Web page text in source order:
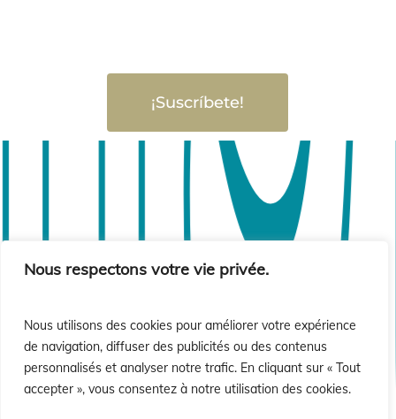
Nous respectons votre vie privée.
Nous utilisons des cookies pour améliorer votre expérience
de navigation, diffuser des publicités ou des contenus
personnalisés et analyser notre trafic. En cliquant sur « Tout
accepter », vous consentez à notre utilisation des cookies.
¡Suscríbete!